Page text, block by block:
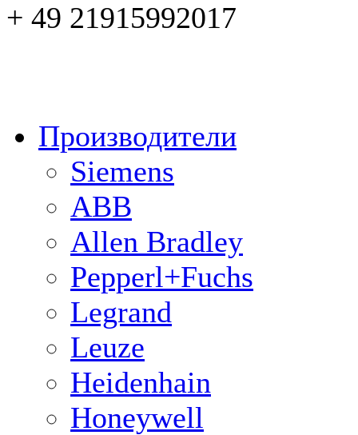
+ 49 21915992017
Производители
Siemens
ABB
Allen Bradley
Pepperl+Fuchs
Legrand
Leuze
Heidenhain
Honeywell